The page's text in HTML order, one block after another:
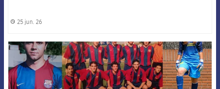
label.share.clock
25 jun. 26
FCB Barcelona badge